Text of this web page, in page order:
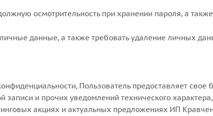
осмотрительность при хранении пароля, а
данные, а также требовать удаление личных
Пользователь предоставляет свое
записи и прочих уведомлений технического
акциях и актуальных предложениях ИП